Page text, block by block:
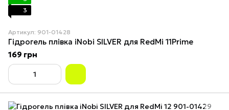
3
Артикул: 901-01428
Гідрогель плівка iNobi SILVER для RedMi 11Prime
169 грн